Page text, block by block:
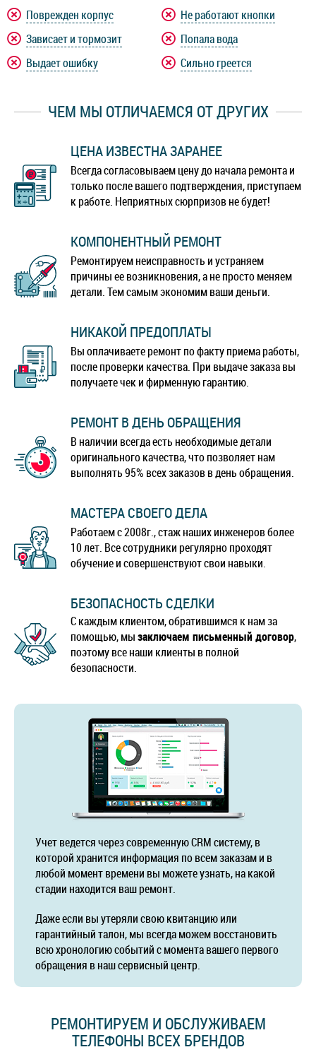
Lenovo Vibe X3
Lenovo Z5 Lenovo Z5s
Lenovo Z6 Pro
Поврежден корпус
Зависает и тормозит
Выдает ошибку
Не работают кнопки
Попала вода
Сильно греется
ЧЕМ МЫ ОТЛИЧАЕМСЯ ОТ ДРУГИХ
ЦЕНА ИЗВЕСТНА ЗАРАНЕЕ
Всегда согласовываем цену до начала ремонта и
только после вашего подтверждения, приступаем
к работе. Неприятных сюрпризов не будет!
КОМПОНЕНТНЫЙ РЕМОНТ
Ремонтируем неисправность и устраняем
причины ее возникновения, а не просто меняем
детали. Тем самым экономим ваши деньги.
НИКАКОЙ ПРЕДОПЛАТЫ
Вы оплачиваете ремонт по факту приема работы,
после проверки качества. При выдаче заказа вы
получаете чек и фирменную гарантию.
РЕМОНТ В ДЕНЬ ОБРАЩЕНИЯ
В наличии всегда есть необходимые детали
оригинального качества, что позволяет нам
выполнять 95% всех заказов в день обращения.
МАСТЕРА СВОЕГО ДЕЛА
Работаем с 2008г., стаж наших инженеров более
10 лет. Все сотрудники регулярно проходят
обучение и совершенствуют свои навыки.
БЕЗОПАСНОСТЬ СДЕЛКИ
С каждым клиентом, обратившимся к нам за
помощью, мызаключаем письменный договор,
поэтому все наши клиенты в полной
безопасности.
Учет ведется через современную CRM систему, в
которой хранится информация по всем заказам и в
любой момент времени вы можете узнать, на какой
стадии находится ваш ремонт.
Даже если вы утеряли свою квитанцию или
гарантийный талон, мы всегда можем восстановить
всю хронологию событий с момента вашего первого
обращения в наш сервисный центр.
РЕМОНТИРУЕМ И ОБСЛУЖИВАЕМ
ТЕЛЕФОНЫ ВСЕХ БРЕНДОВ